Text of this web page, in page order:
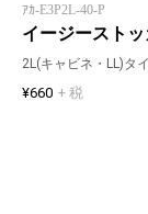
ｱｶ-E3P2L-40-P
イージースト
2L(キャビネ・LL)タ
¥660 + 税